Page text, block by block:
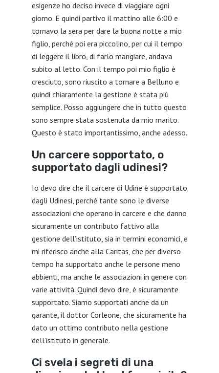
esigenze ho deciso invece di viaggiare ogni
giorno. E quindi partivo il mattino alle 6:00 e
tornavo la sera per dare la buona notte a mio
figlio, perché poi era piccolino, per cui il tempo
di leggere il libro, di farlo mangiare, andava
subito al letto. Con il tempo poi mio figlio è
cresciuto, sono riuscito a tornare a Belluno e
quindi chiaramente la gestione è stata più
semplice. Posso aggiungere che in tutto questo
sono sempre stata sostenuta da mio marito.
Questo è stato importantissimo, anche adesso.
Un carcere sopportato, o
supportato dagli udinesi?
Io devo dire che il carcere di Udine è supportato
dagli Udinesi, perché tante sono le diverse
associazioni che operano in carcere e che danno
sicuramente un contributo fattivo alla
gestione dell’istituto, sia in termini economici, e
mi riferisco anche alla Caritas, che per diverso
tempo ha supportato anche le persone meno
abbienti, ma anche le associazioni in genere con
varie attività. Quindi devo dire, è sicuramente
supportato. Siamo supportati anche da un
garante, il dottor Corleone, che sicuramente ha
dato un ottimo contributo nella gestione
dell’istituto in generale.
Ci svela i segreti di una